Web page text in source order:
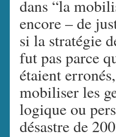
dans “la
encore – de
si la stratégie
fut pas parce
étaient
mobiliser les
logique ou
désastre de